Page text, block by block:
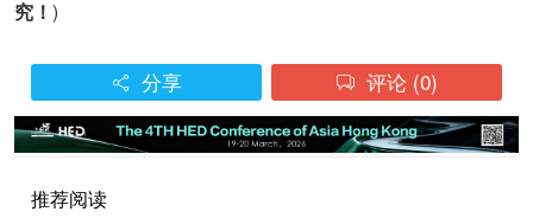
究！)
 分享  评论 (0)
推荐阅读